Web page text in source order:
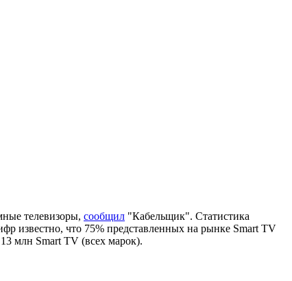
телевизоры, сообщил "Кабельщик". Статистика
известно, что 75% представленных на рынке Smart TV
млн Smart TV (всех марок).